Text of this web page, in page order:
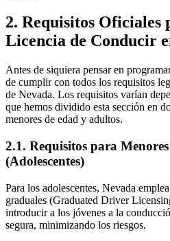
2. Requisitos Oficiales
Licencia de Conducir
Antes de siquiera pensar en
de cumplir con todos los requisitos
de Nevada. Los requisitos varían
que hemos dividido esta sección en
menores de edad y adultos.
2.1. Requisitos para
(Adolescentes)
Para los adolescentes, Nevada
graduales (Graduated Driver
introducir a los jóvenes a la
segura, minimizando los riesgos.